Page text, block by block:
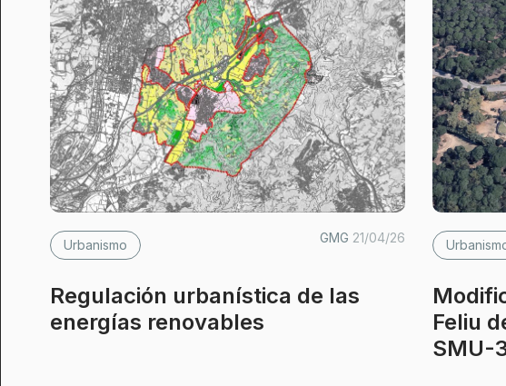
Urbanismo GMG 21/04/26
Regulación urbanística de las
energías renovables
Feliu
SMU-